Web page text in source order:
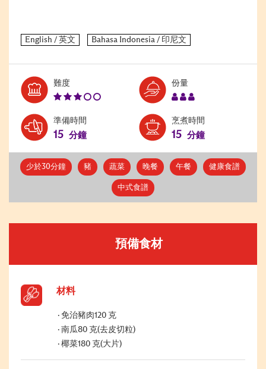
難度Level:
份量Serves:
準備時間
15 分鐘
烹煮時間
15 分鐘
少於30分鐘 豬 蔬菜 晚餐 午餐 健康食譜
中式食譜
預備食材
材料
免治豬肉120 克
南瓜80 克(去皮切粒)
椰菜180 克(大片)